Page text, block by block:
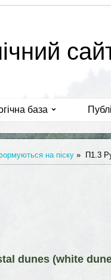
база
на піску » П1.3
dunes (white